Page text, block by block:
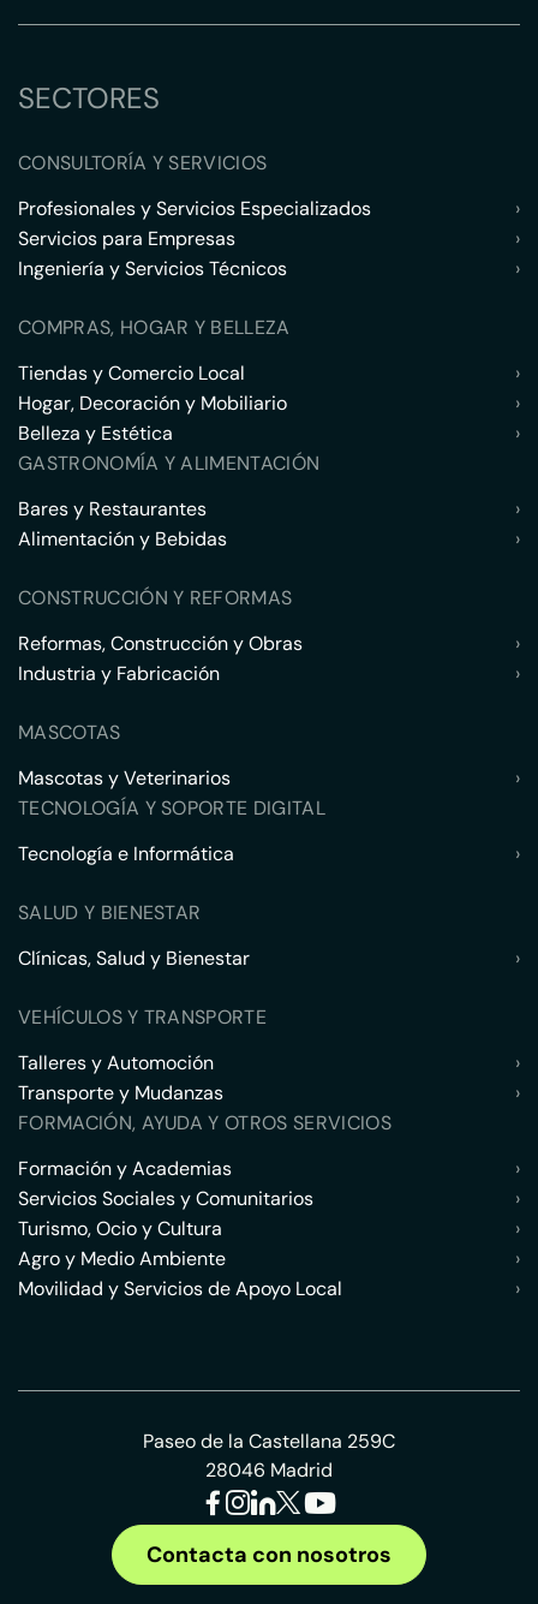
SECTORES
CONSULTORÍA Y SERVICIOS
Profesionales y Servicios Especializados
›
Servicios para Empresas
›
Ingeniería y Servicios Técnicos
›
COMPRAS, HOGAR Y BELLEZA
Tiendas y Comercio Local
›
Hogar, Decoración y Mobiliario
›
Belleza y Estética
›
GASTRONOMÍA Y ALIMENTACIÓN
Bares y Restaurantes
›
Alimentación y Bebidas
›
CONSTRUCCIÓN Y REFORMAS
Reformas, Construcción y Obras
›
Industria y Fabricación
›
MASCOTAS
Mascotas y Veterinarios
›
TECNOLOGÍA Y SOPORTE DIGITAL
Tecnología e Informática
›
SALUD Y BIENESTAR
Clínicas, Salud y Bienestar
›
VEHÍCULOS Y TRANSPORTE
Talleres y Automoción
›
Transporte y Mudanzas
›
FORMACIÓN, AYUDA Y OTROS SERVICIOS
Formación y Academias
›
Servicios Sociales y Comunitarios
›
Turismo, Ocio y Cultura
›
Agro y Medio Ambiente
›
Movilidad y Servicios de Apoyo Local
›
Paseo de la Castellana 259C
28046 Madrid
Contacta con nosotros